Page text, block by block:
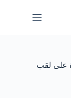
على لقب